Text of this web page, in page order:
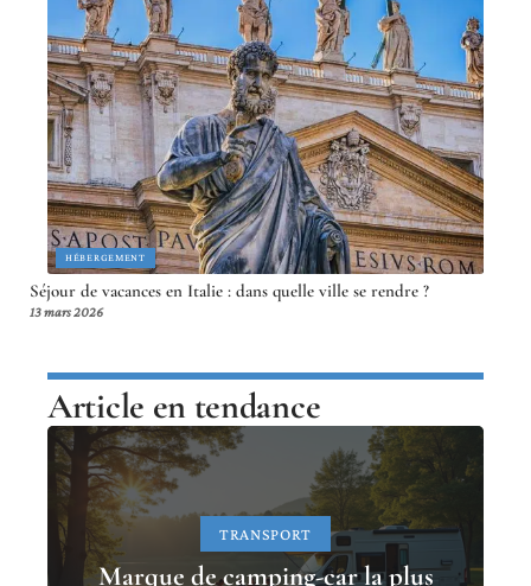
HÉBERGEMENT
Séjour de vacances en Italie : dans quelle ville se rendre ?
13 mars 2026
Article en tendance
TRANSPORT
Marque de camping-car la plus